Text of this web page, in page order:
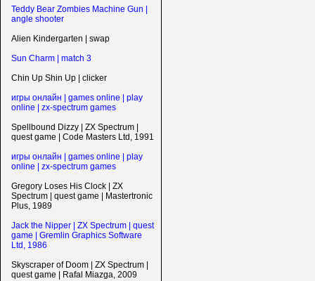
Teddy Bear Zombies Machine Gun |
angle shooter
Alien Kindergarten | swap
Sun Charm | match 3
Chin Up Shin Up | clicker
игры онлайн | games online | play
online | zx-spectrum games
Spellbound Dizzy | ZX Spectrum |
quest game | Code Masters Ltd, 1991
игры онлайн | games online | play
online | zx-spectrum games
Gregory Loses His Clock | ZX
Spectrum | quest game | Mastertronic
Plus, 1989
Jack the Nipper | ZX Spectrum | quest
game | Gremlin Graphics Software
Ltd, 1986
Skyscraper of Doom | ZX Spectrum |
quest game | Rafal Miazga, 2009